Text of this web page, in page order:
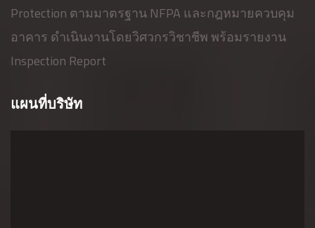
Protection ตามมาตรฐาน NFPA และกฎหมายควบคุม
อาคาร ดำเนินงานโดยวิศวกรวิชาชีพ พร้อมรายงาน
Inspection Report
แผนที่บริษัท